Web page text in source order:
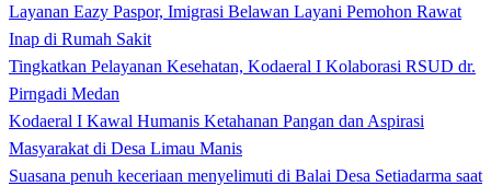
Layanan Eazy Paspor, Imigrasi Belawan Layani Pemohon Rawat
Inap di Rumah Sakit
Tingkatkan Pelayanan Kesehatan, Kodaeral I Kolaborasi RSUD dr.
Pirngadi Medan‎
Kodaeral I Kawal Humanis Ketahanan Pangan dan Aspirasi
Masyarakat di Desa Limau Manis
Suasana penuh keceriaan menyelimuti di Balai Desa Setiadarma saat